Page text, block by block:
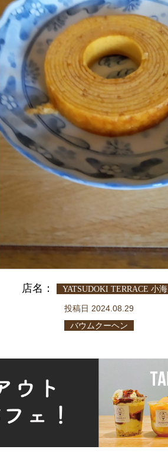
店名： YATSUDOKI TERRACE 小海
投稿日 2024.08.29
バウムクーヘン